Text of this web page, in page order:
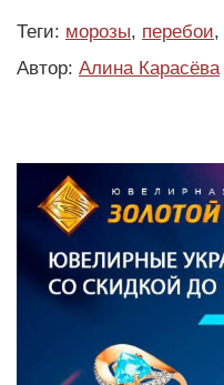
Теги: морозы, перебои,
Автор: Алина Карасёва